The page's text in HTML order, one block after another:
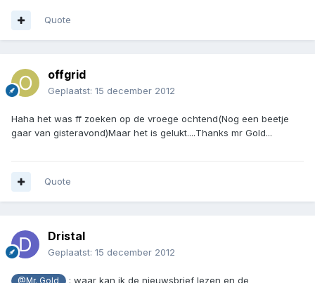
Quote
offgrid
Geplaatst: 15 december 2012
Haha het was ff zoeken op de vroege ochtend(Nog een beetje
gaar van gisteravond)Maar het is gelukt....Thanks mr Gold...
Quote
Dristal
Geplaatst: 15 december 2012
: waar kan ik de nieuwsbrief lezen en de